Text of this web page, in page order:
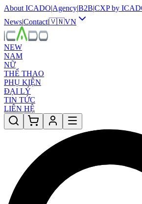
About ICADO|Agency|B2B|CXP by
News|Contact|🇻🇳VN
NEW
NAM
NỮ
THỂ THAO
PHỤ KIỆN
ĐẠI LÝ
TIN TỨC
LIÊN HỆ